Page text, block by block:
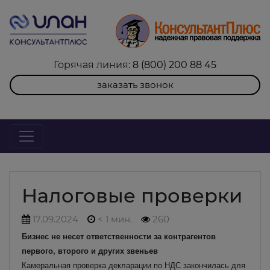
Горячая линия: 8 (800) 200 88 45
заказать звонок
Налоговые проверки
17.09.2024 < 1 мин. 260
Бизнес не несет ответственности за контрагентов
первого, второго и других звеньев
Камеральная проверка декларации по НДС закончилась для